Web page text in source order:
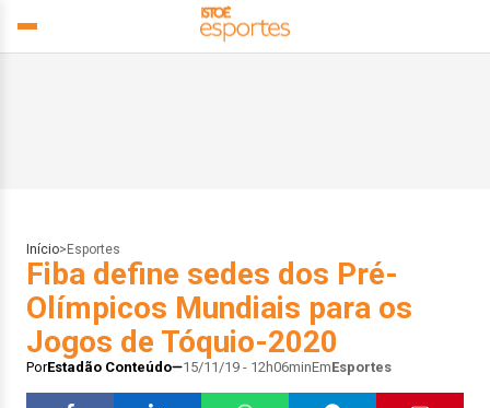
Início> Esportes
Fiba define sedes dos Pré-
Olímpicos Mundiais para os
Jogos de Tóquio-2020
PorEstadão Conteúdo 15/11/19 - 12h06minEmEsportes